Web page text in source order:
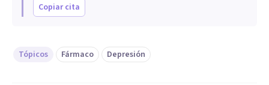
Copiar cita
Tópicos Fármaco Depresión